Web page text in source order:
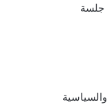
جلسة
والسياسية